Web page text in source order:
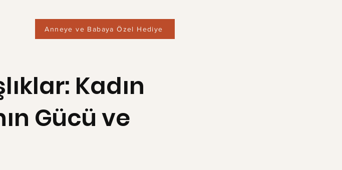
Anneye ve Babaya Özel Hediye
Kadın
Gücü ve